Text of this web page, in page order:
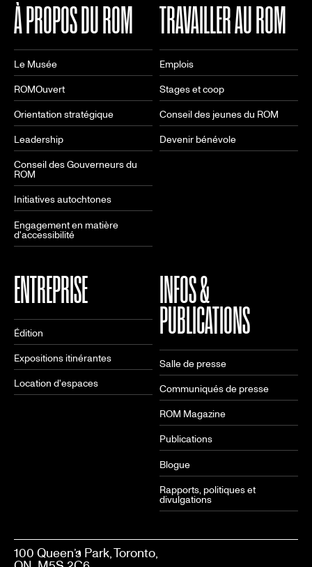
À PROPOS DU ROM
Le Musée
ROMOuvert
Orientation stratégique
Leadership
Conseil des Gouverneurs du
ROM
Initiatives autochtones
Engagement en matière
d'accessibilité
TRAVAILLER AU ROM
Emplois
Stages et coop
Conseil des jeunes du ROM
Devenir bénévole
ENTREPRISE
Édition
Expositions itinérantes
Location d'espaces
INFOS &
PUBLICATIONS
Salle de presse
Communiqués de presse
ROM Magazine
Publications
Blogue
Rapports, politiques et
divulgations
100 Queen’s Park, Toronto,